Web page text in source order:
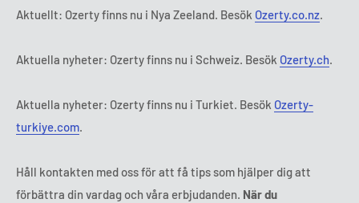
Abonnemangets villkor och bestämmelser
FAQ
Ozerty håller dig säker
Onsdag:
9:00 - 18:00
Fredag:
9:00 - 18:00
Tl: 010 884 87 30
E-post:
Aktuellt: Ozerty finns nu i Nya Zeeland. Besök Ozerty.co.nz.
Aktuella nyheter: Ozerty finns nu i Schweiz. Besök Ozerty.ch.
Aktuella nyheter: Ozerty finns nu i Turkiet. Besök Ozerty-
turkiye.com.
Håll kontakten med oss för att få tips som hjälper dig att
förbättra din vardag och våra erbjudanden. När du